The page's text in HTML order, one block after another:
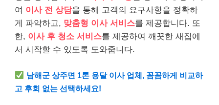
여 이사 전 상담을 통해 고객의 요구사항을 정확하
게 파악하고, 맞춤형 이사 서비스를 제공합니다. 또
한, 이사 후 청소 서비스를 제공하여 깨끗한 새집에
서 시작할 수 있도록 도와줍니다.
남해군 상주면 1톤 용달 이사 업체, 꼼꼼하게 비교하
고 후회 없는 선택하세요!